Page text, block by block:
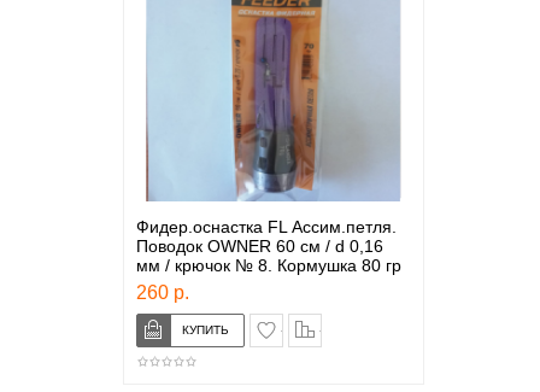
Фидер.оснастка FL Ассим.петля.
Поводок OWNER 60 см / d 0,16
мм / крючок № 8. Кормушка 80 гр
260 р.
в закладки